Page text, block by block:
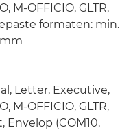
M-OFFICIO, GLTR,
formaten: min.
mm
Letter, Executive,
M-OFFICIO, GLTR,
Envelop (COM10,